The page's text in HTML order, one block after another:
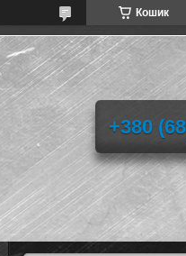
Кошик
+380